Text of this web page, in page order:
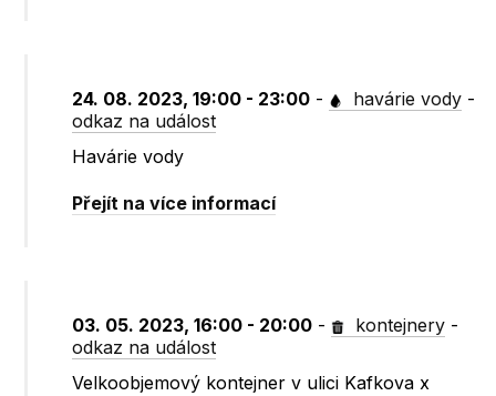
24. 08. 2023, 19:00 - 23:00 - havárie vody -
odkaz na událost
Havárie vody
Přejít na více informací
03. 05. 2023, 16:00 - 20:00 - kontejnery -
odkaz na událost
Velkoobjemový kontejner v ulici Kafkova x